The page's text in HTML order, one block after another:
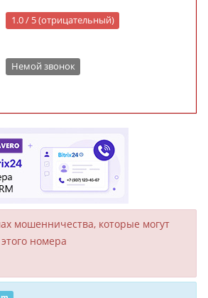
1.0 / 5 (отрицательный)
Немой звонок
мошенни­чества, кото­рые могут
номера